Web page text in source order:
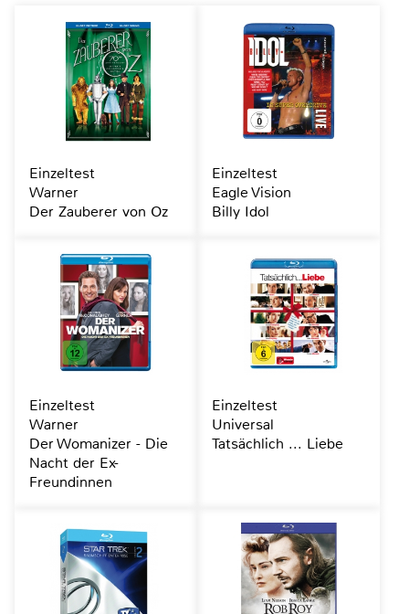
Einzeltest
Warner
Der Zauberer von Oz
Einzeltest
Eagle Vision
Billy Idol
Einzeltest
Warner
Der Womanizer - Die
Nacht der Ex-
Freundinnen
Einzeltest
Universal
Tatsächlich ... Liebe